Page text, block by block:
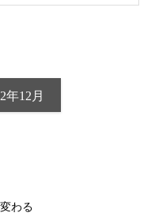
年12月
わる